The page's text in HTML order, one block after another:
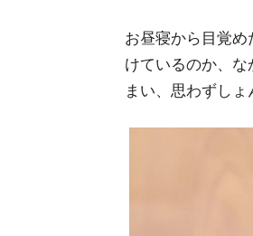
お昼寝から目覚
けているのか、
まい、思わずし